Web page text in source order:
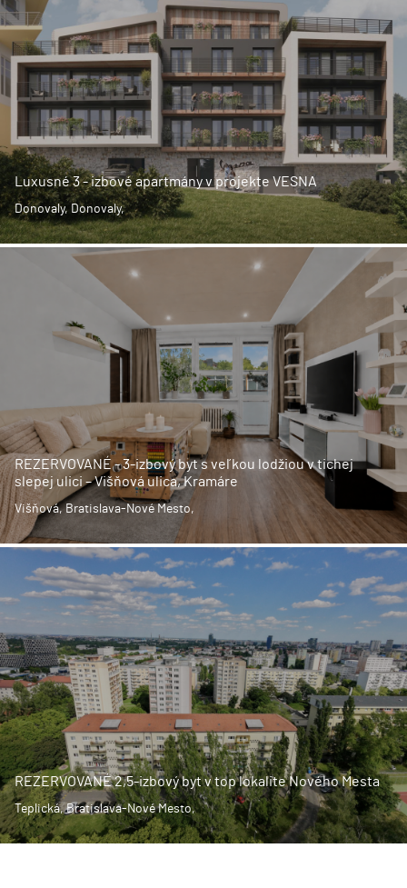
Luxusné 3 - izbové apartmány v projekte VESNA
Donovaly, Donovaly,
REZERVOVANÉ - 3-izbový byt s veľkou lodžiou v tichej
slepej ulici – Višňová ulica, Kramáre
Višňová, Bratislava-Nové Mesto,
REZERVOVANÉ 2,5-izbový byt v top lokalite Nového Mesta
Teplická, Bratislava-Nové Mesto,